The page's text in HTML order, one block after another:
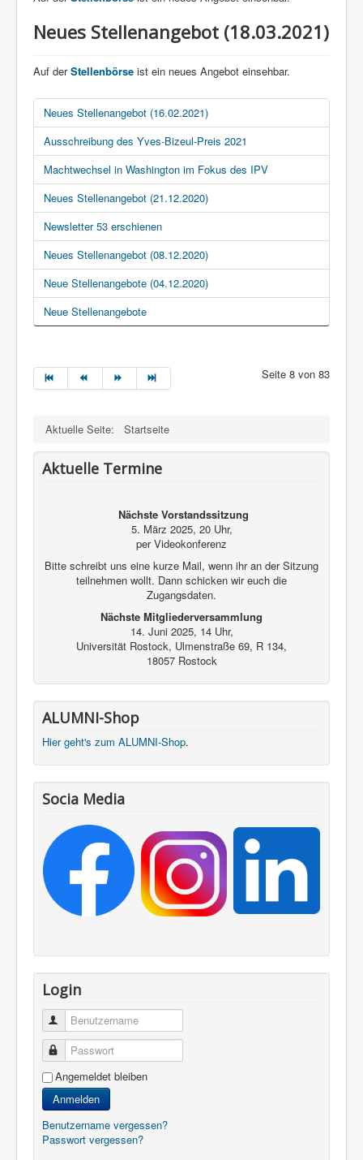
Neues Stellenangebot (18.03.2021)
Auf derStellenbörse ist ein neues Angebot einsehbar.
Neues Stellenangebot (16.02.2021)
Ausschreibung des Yves-Bizeul-Preis 2021
Machtwechsel in Washington im Fokus des IPV
Neues Stellenangebot (21.12.2020)
Newsletter 53 erschienen
Neues Stellenangebot (08.12.2020)
Neue Stellenangebote (04.12.2020)
Neue Stellenangebote
Seite 8 von 83
Aktuelle Seite: Startseite
Aktuelle Termine
Nächste Vorstandssitzung
5. März 2025, 20 Uhr,
per Videokonferenz
Bitte schreibt uns eine kurze Mail, wenn ihr an der Sitzung
teilnehmen wollt. Dann schicken wir euch die
Zugangsdaten.
Nächste Mitgliederversammlung
14. Juni 2025, 14 Uhr,
Universität Rostock, Ulmenstraße 69, R 134,
18057 Rostock
ALUMNI-Shop
Hier geht's zum ALUMNI-Shop.
Socia Media
Login
Benutzername
Passwort
Angemeldet bleiben
Anmelden
Benutzername vergessen?
Passwort vergessen?